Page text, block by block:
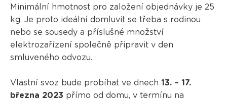
Minimální hmotnost pro založení objednávky je 25
kg. Je proto ideální domluvit se třeba s rodinou
nebo se sousedy a příslušné množství
elektrozařízení společně připravit v den
smluveného odvozu.
Vlastní svoz bude probíhat ve dnech 13. – 17.
března 2023 přímo od domu, v termínu na